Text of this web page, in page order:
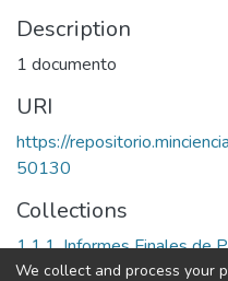
Description
1 documento
URI
https://
50130
Collections
1.1.1. Informes Finales de
We collect and process your